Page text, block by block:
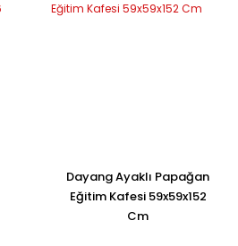
Dayang Ayaklı Papağan
Eğitim Kafesi 59x59x152
Cm